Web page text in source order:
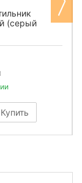
(серый
Купить